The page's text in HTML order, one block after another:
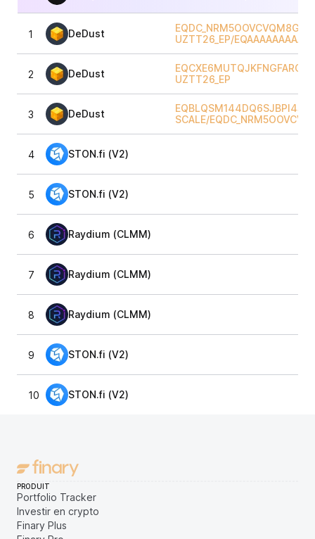
1 DeDust
UZTT26_EP/
2 DeDust
UZTT26_EP
3 DeDust
SCALE/
4 STON.fi (V2)
5 STON.fi (V2)
6 Raydium (CLMM)
7 Raydium (CLMM)
8 Raydium (CLMM)
9 STON.fi (V2)
10 STON.fi (V2)
PRODUIT
Portfolio Tracker
Investir en crypto
Finary Plus